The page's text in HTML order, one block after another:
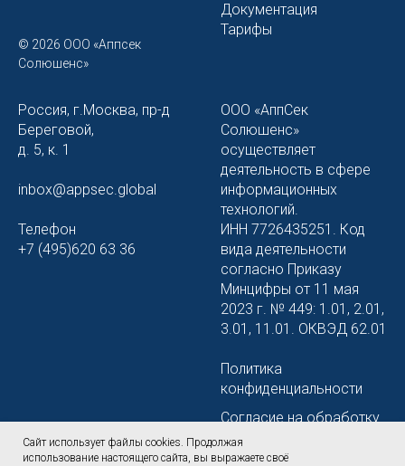
Солюшенс»
Документация
Тарифы
Россия, г.Москва, пр-д
Береговой,
д. 5, к. 1
inbox@appsec.global
ООО «АппСек
Солюшенс»
осуществляет
деятельность в сфере
информационных
технологий.
ИНН 7726435251. Код
вида деятельности
согласно Приказу
Минцифры от 11 мая
2023 г. № 449: 1.01, 2.01,
3.01, 11.01. ОКВЭД 62.01
Политика
конфиденциальности
Сайт использует файлы cookies. Продолжая
использование настоящего сайта, вы выражаете своё